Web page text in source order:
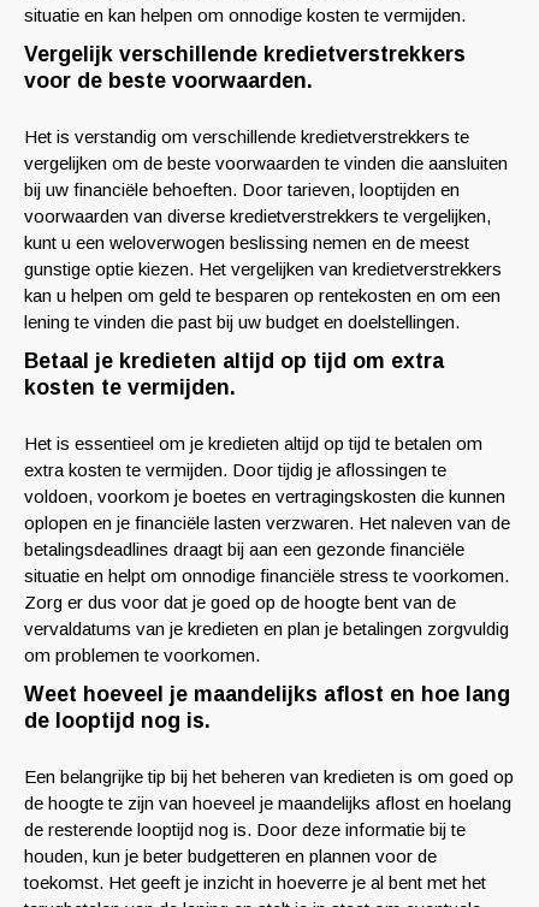
situatie en kan helpen om onnodige kosten te vermijden.
Vergelijk verschillende kredietverstrekkers
voor de beste voorwaarden.
Het is verstandig om verschillende kredietverstrekkers te
vergelijken om de beste voorwaarden te vinden die aansluiten
bij uw financiële behoeften. Door tarieven, looptijden en
voorwaarden van diverse kredietverstrekkers te vergelijken,
kunt u een weloverwogen beslissing nemen en de meest
gunstige optie kiezen. Het vergelijken van kredietverstrekkers
kan u helpen om geld te besparen op rentekosten en om een
lening te vinden die past bij uw budget en doelstellingen.
Betaal je kredieten altijd op tijd om extra
kosten te vermijden.
Het is essentieel om je kredieten altijd op tijd te betalen om
extra kosten te vermijden. Door tijdig je aflossingen te
voldoen, voorkom je boetes en vertragingskosten die kunnen
oplopen en je financiële lasten verzwaren. Het naleven van de
betalingsdeadlines draagt bij aan een gezonde financiële
situatie en helpt om onnodige financiële stress te voorkomen.
Zorg er dus voor dat je goed op de hoogte bent van de
vervaldatums van je kredieten en plan je betalingen zorgvuldig
om problemen te voorkomen.
Weet hoeveel je maandelijks aflost en hoe lang
de looptijd nog is.
Een belangrijke tip bij het beheren van kredieten is om goed op
de hoogte te zijn van hoeveel je maandelijks aflost en hoelang
de resterende looptijd nog is. Door deze informatie bij te
houden, kun je beter budgetteren en plannen voor de
toekomst. Het geeft je inzicht in hoeverre je al bent met het